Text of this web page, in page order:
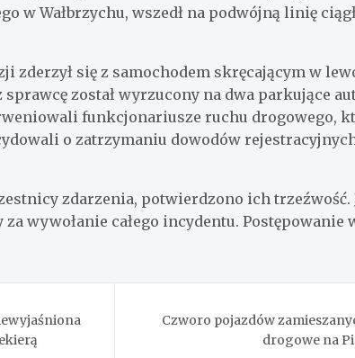
w Wałbrzychu, wszedł na podwójną linię
zderzył się z samochodem skręcającym w
został wyrzucony na dwa parkujące
funkcjonariusze ruchu drogowego,
o zatrzymaniu dowodów
zdarzenia, potwierdzono ich trzeźwość.
wywołanie całego incydentu. Postępowanie
Czworo pojazdów
drogowe na